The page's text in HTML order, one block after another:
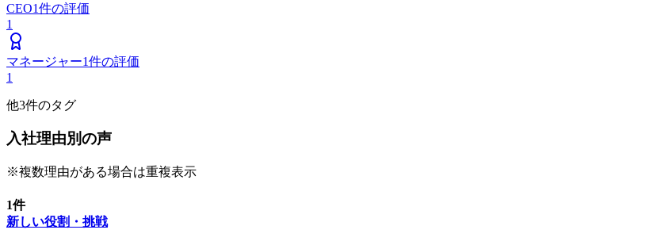
CEO1件の評価
1
マネージャー1件の評価
1
他3件のタグ
入社理由別の声
※複数理由がある場合は重複表示
1件
新しい役割・挑戦